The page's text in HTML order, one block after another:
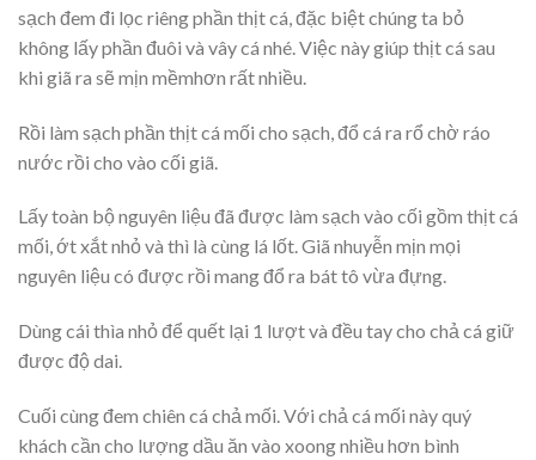
sạch đem đi lọc riêng phần thịt cá, đặc biệt chúng ta bỏ
không lấy phần đuôi và vây cá nhé. Việc này giúp thịt cá sau
khi giã ra sẽ mịn mềmhơn rất nhiều.
Rồi làm sạch phần thịt cá mối cho sạch, đổ cá ra rổ chờ ráo
nước rồi cho vào cối giã.
Lấy toàn bộ nguyên liệu đã được làm sạch vào cối gồm thịt cá
mối, ớt xắt nhỏ và thì là cùng lá lốt. Giã nhuyễn mịn mọi
nguyên liệu có được rồi mang đổ ra bát tô vừa đựng.
Dùng cái thìa nhỏ để quết lại 1 lượt và đều tay cho chả cá giữ
được độ dai.
Cuối cùng đem chiên cá chả mối. Với chả cá mối này quý
khách cần cho lượng dầu ăn vào xoong nhiều hơn bình